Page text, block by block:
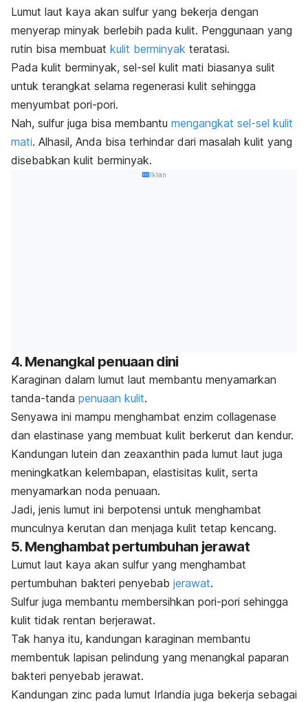
Lumut laut kaya akan sulfur yang bekerja dengan
menyerap minyak berlebih pada kulit. Penggunaan yang
rutin bisa membuat kulit berminyak teratasi.
Pada kulit berminyak, sel-sel kulit mati biasanya sulit
untuk terangkat selama regenerasi kulit sehingga
menyumbat pori-pori.
Nah, sulfur juga bisa membantu mengangkat sel-sel kulit
mati. Alhasil, Anda bisa terhindar dari masalah kulit yang
disebabkan kulit berminyak.
Iklan
4. Menangkal penuaan dini
Karaginan dalam lumut laut membantu menyamarkan
tanda-tanda penuaan kulit.
Senyawa ini mampu menghambat enzim collagenase
dan elastinase yang membuat kulit berkerut dan kendur.
Kandungan lutein dan zeaxanthin pada lumut laut juga
meningkatkan kelembapan, elastisitas kulit, serta
menyamarkan noda penuaan.
Jadi, jenis lumut ini berpotensi untuk menghambat
munculnya kerutan dan menjaga kulit tetap kencang.
5. Menghambat pertumbuhan jerawat
Lumut laut kaya akan sulfur yang menghambat
pertumbuhan bakteri penyebab jerawat.
Sulfur juga membantu membersihkan pori-pori sehingga
kulit tidak rentan berjerawat.
Tak hanya itu, kandungan karaginan membantu
membentuk lapisan pelindung yang menangkal paparan
bakteri penyebab jerawat.
Kandungan zinc pada lumut Irlandia juga bekerja sebagai